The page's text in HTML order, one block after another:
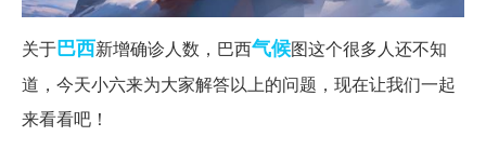
关于巴西新增确诊人数，巴西气候图这个很多人还不知
道，今天小六来为大家解答以上的问题，现在让我们一起
来看看吧！